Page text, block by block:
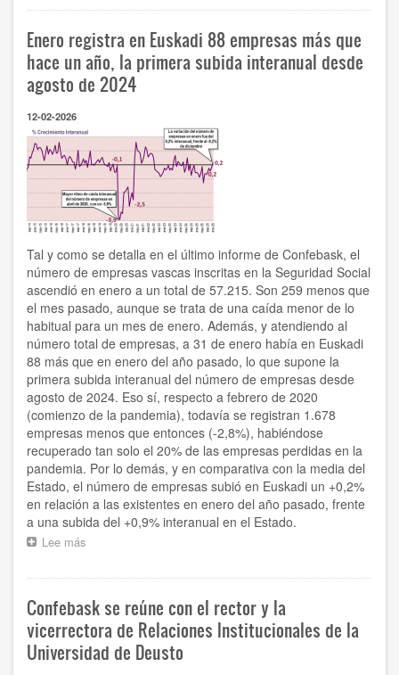
acto
que
ha
reunido
a
800
estudiantes
de
Fp
participantes
del
programa
Erasmus+
Enero registra en Euskadi 88 empresas más que
hace un año, la primera subida interanual desde
agosto de 2024
12-02-2026
Tal y como se detalla en el último informe de Confebask, el
número de empresas vascas inscritas en la Seguridad Social
ascendió en enero a un total de 57.215. Son 259 menos que
el mes pasado, aunque se trata de una caída menor de lo
habitual para un mes de enero. Además, y atendiendo al
número total de empresas, a 31 de enero había en Euskadi
88 más que en enero del año pasado, lo que supone la
primera subida interanual del número de empresas desde
agosto de 2024. Eso sí, respecto a febrero de 2020
(comienzo de la pandemia), todavía se registran 1.678
empresas menos que entonces (-2,8%), habiéndose
recuperado tan solo el 20% de las empresas perdidas en la
pandemia. Por lo demás, y en comparativa con la media del
Estado, el número de empresas subió en Euskadi un +0,2%
en relación a las existentes en enero del año pasado, frente
a una subida del +0,9% interanual en el Estado.
Lee más
Euskadi
88
empresas
más
Confebask se reúne con el rector y la
vicerrectora de Relaciones Institucionales de la
Universidad de Deusto